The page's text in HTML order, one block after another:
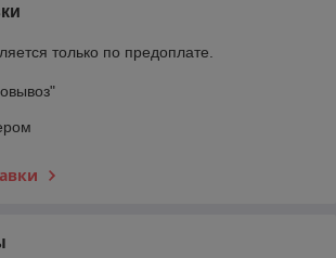
только по предоплате.